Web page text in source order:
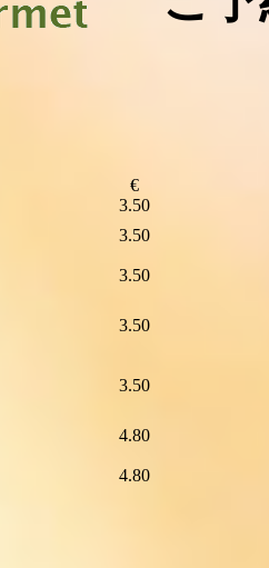
€
3.50
3.50
3.50
3.50
3.50
4.80
4.80